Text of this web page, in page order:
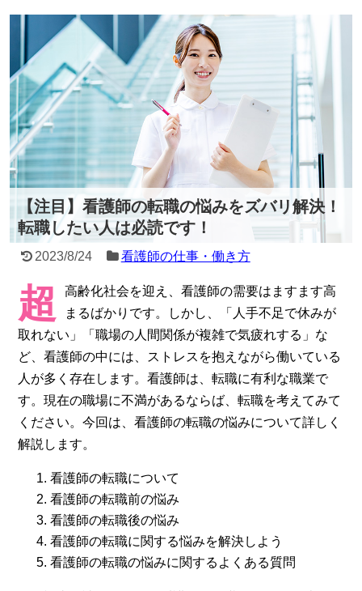
【注目】看護師の転職の悩みをズバリ解決！
転職したい人は必読です！
2023/8/24 看護師の仕事・働き方
超
高齢化社会を迎え、看護師の需要はますます高
まるばかりです。しかし、「人手不足で休みが
取れない」「職場の人間関係が複雑で気疲れする」な
ど、看護師の中には、ストレスを抱えながら働いている
人が多く存在します。看護師は、転職に有利な職業で
す。現在の職場に不満があるならば、転職を考えてみて
ください。今回は、看護師の転職の悩みについて詳しく
解説します。
看護師の転職について
看護師の転職前の悩み
看護師の転職後の悩み
看護師の転職に関する悩みを解決しよう
看護師の転職の悩みに関するよくある質問